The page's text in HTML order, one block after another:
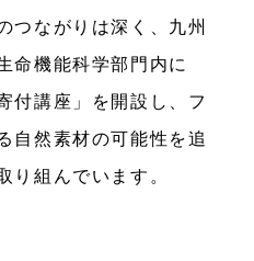
つながりは深く、九州
命機能科学部門内に
付講座」を開設し、フ
自然素材の可能性を追
り組んでいます。